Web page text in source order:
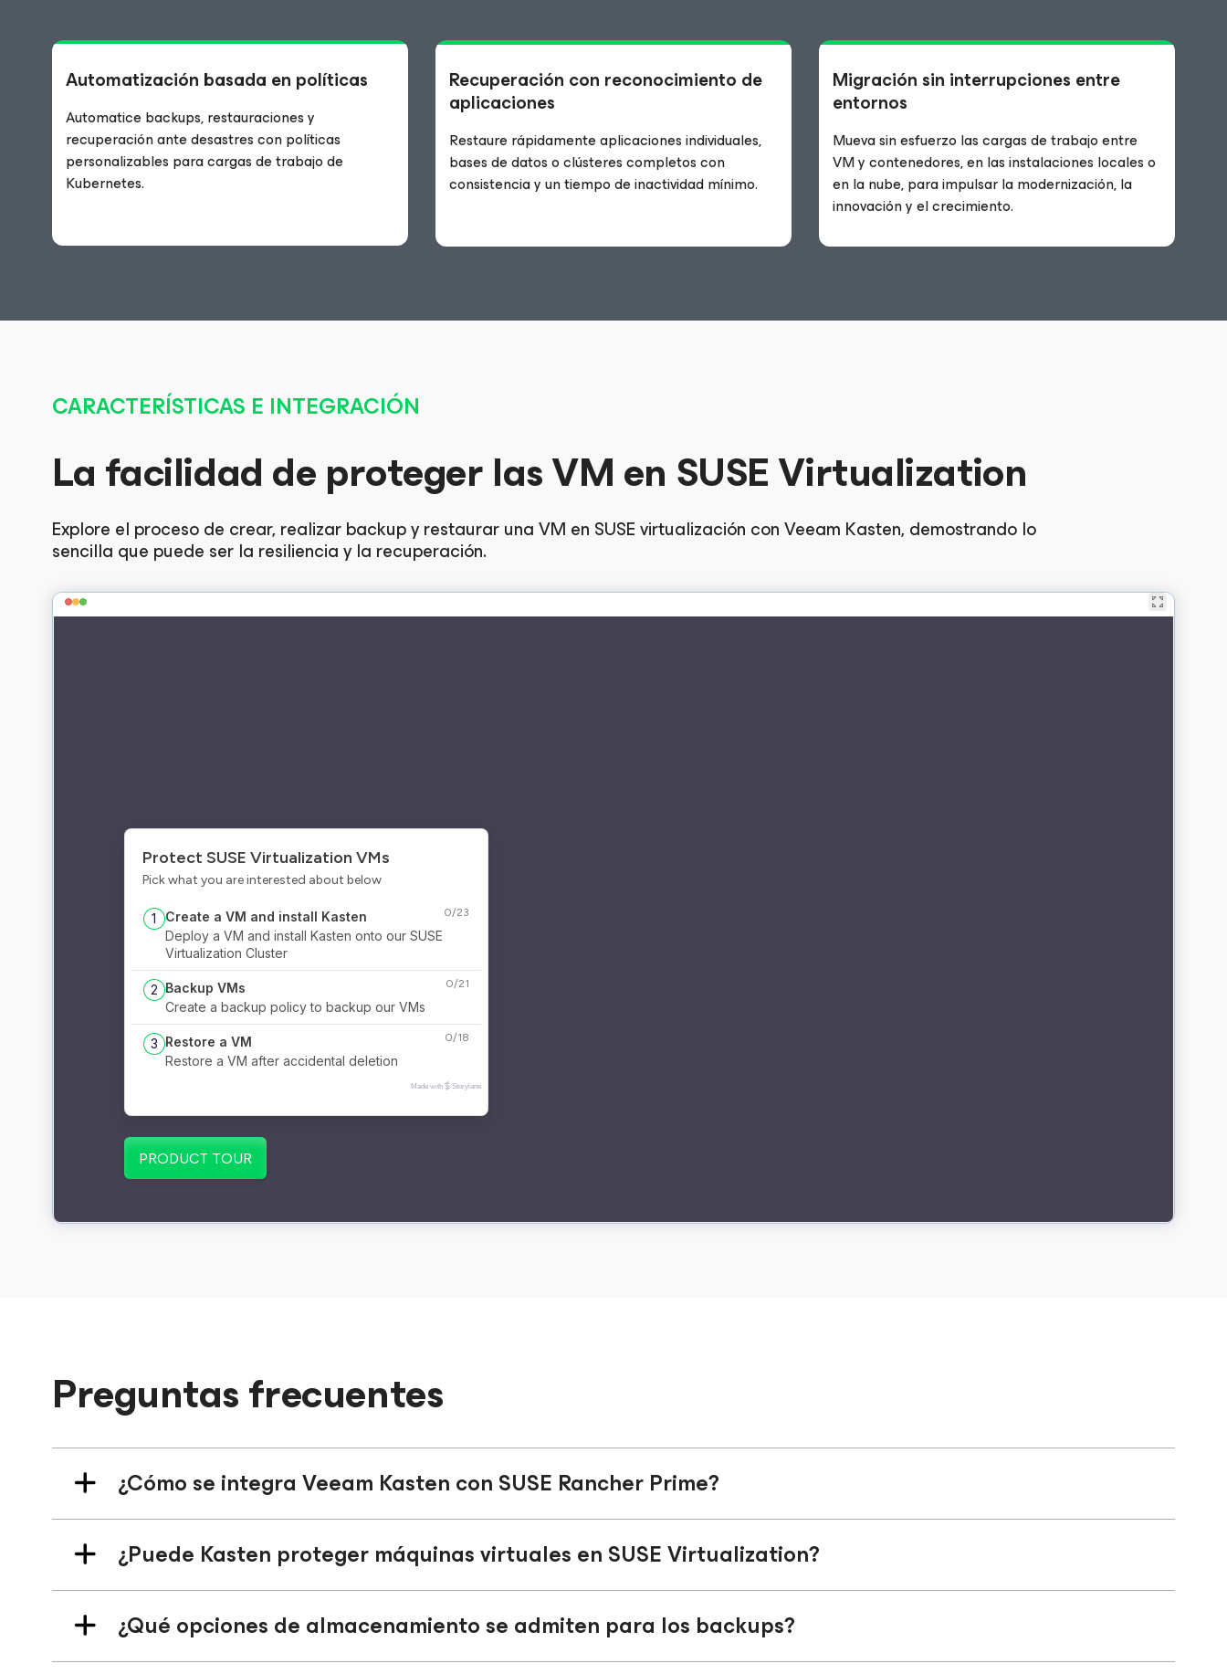
Automatización basada en políticas
Automatice backups, restauraciones y
recuperación ante desastres con políticas
personalizables para cargas de trabajo de
Kubernetes.
Recuperación con reconocimiento de
aplicaciones
Restaure rápidamente aplicaciones individuales,
bases de datos o clústeres completos con
consistencia y un tiempo de inactividad mínimo.
Migración sin interrupciones entre
entornos
Mueva sin esfuerzo las cargas de trabajo entre
VM y contenedores, en las instalaciones locales o
en la nube, para impulsar la modernización, la
innovación y el crecimiento.
CARACTERÍSTICAS E INTEGRACIÓN
La facilidad de proteger las VM en SUSE Virtualization
Explore el proceso de crear, realizar backup y restaurar una VM en SUSE virtualización con Veeam Kasten, demostrando lo
sencilla que puede ser la resiliencia y la recuperación.
Preguntas frecuentes
¿Cómo se integra Veeam Kasten con SUSE Rancher Prime?
¿Puede Kasten proteger máquinas virtuales en SUSE Virtualization?
¿Qué opciones de almacenamiento se admiten para los backups?